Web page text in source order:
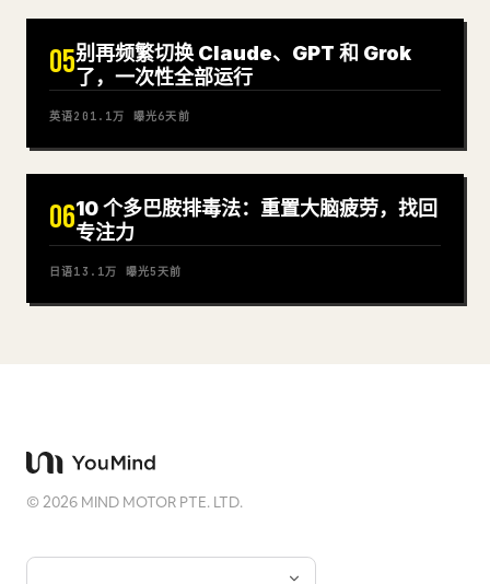
05别再频繁切换 Claude、GPT 和 Grok
了，一次性全部运行
英语201.1万 曝光6天前
0610 个多巴胺排毒法：重置大脑疲劳，找回
专注力
日语13.1万 曝光5天前
©2026 MIND MOTOR PTE. LTD.